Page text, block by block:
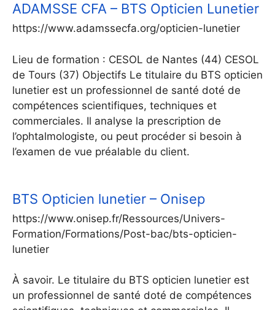
ADAMSSE CFA – BTS Opticien Lunetier
https://www.adamssecfa.org/opticien-lunetier
Lieu de formation : CESOL de Nantes (44) CESOL
de Tours (37) Objectifs Le titulaire du BTS opticien
lunetier est un professionnel de santé doté de
compétences scientifiques, techniques et
commerciales. Il analyse la prescription de
l’ophtalmologiste, ou peut procéder si besoin à
l’examen de vue préalable du client.
BTS Opticien lunetier – Onisep
https://www.onisep.fr/Ressources/Univers-
Formation/Formations/Post-bac/bts-opticien-
lunetier
À savoir. Le titulaire du BTS opticien lunetier est
un professionnel de santé doté de compétences